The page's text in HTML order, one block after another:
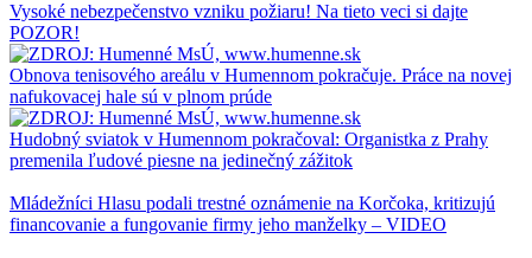
Vysoké nebezpečenstvo vzniku požiaru! Na tieto veci si dajte
POZOR!
Obnova tenisového areálu v Humennom pokračuje. Práce na novej
nafukovacej hale sú v plnom prúde
Hudobný sviatok v Humennom pokračoval: Organistka z Prahy
premenila ľudové piesne na jedinečný zážitok
Mládežníci Hlasu podali trestné oznámenie na Korčoka, kritizujú
financovanie a fungovanie firmy jeho manželky – VIDEO